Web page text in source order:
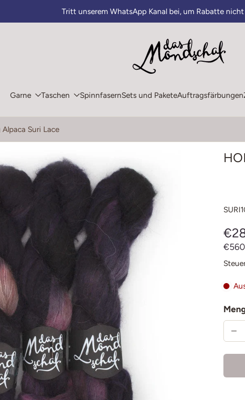
Tritt unserem WhatsApp Kanal bei, um Rabatte
Garne Taschen SpinnfasernSets und PaketeAuftragsfärbungen
Suri Lace